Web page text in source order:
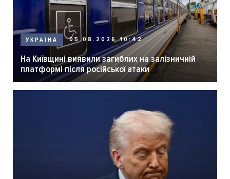
УКРАЇНА 05.08.2026 10:42
На Київщині виявили загиблих на залізничній
платформі після російської атаки